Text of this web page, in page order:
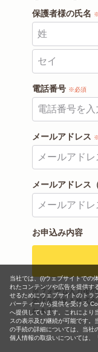
保護者様の氏名
電話番号 ※必須
メールアドレス
メールアドレス
お申込み内容
※フォーム入力後の
委託先である株式
れます
当社では、(i)ウェブサイトでの
れたコンテンツや広告を提供す
せるためにウェブサイトのトラ
パーティーから提供を受ける
へ提供しています。これにより
スの表示及び継続が可能です。
の手続の詳細については、当社
個人情報の取扱いについては、